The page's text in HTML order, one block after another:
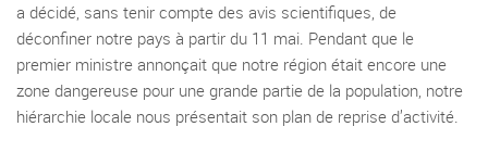
a décidé, sans tenir compte des avis scientifiques, de
déconfiner notre pays à partir du 11 mai. Pendant que le
premier ministre annonçait que notre région était encore une
zone dangereuse pour une grande partie de la population, notre
hiérarchie locale nous présentait son plan de reprise d’activité.